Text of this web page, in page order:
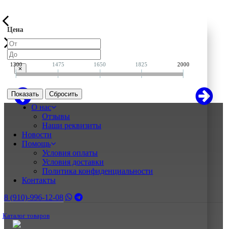
×
О нас
Отзывы
Наши реквизиты
Новости
Помощь
Условия оплаты
Условия доставки
Политика конфиденциальности
Контакты
8 (910)-996-12-08
Каталог товаров
Цена
1300 1475 1650 1825 2000
Показать